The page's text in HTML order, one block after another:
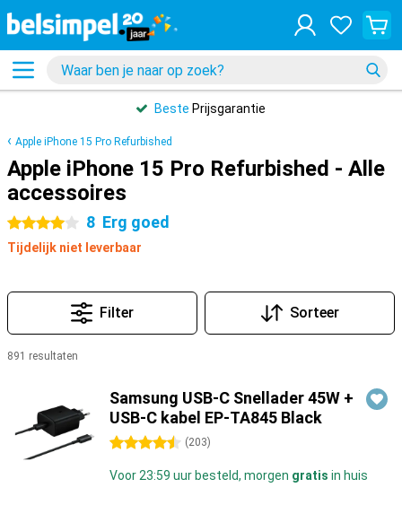
Beste Prijsgarantie
Apple iPhone 15 Pro Refurbished
Apple iPhone 15 Pro Refurbished - Alle
accessoires
4 sterren 8 Erg goed
Tijdelijk niet leverbaar
Filter Sorteer
891 resultaten
Samsung USB-C Snellader 45W +
USB-C kabel EP-TA845 Black
4.5 sterren (203)
Voor 23:59 uur besteld, morgen gratis in huis